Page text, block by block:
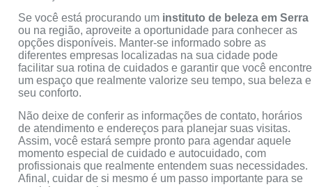
Se você está procurando um instituto de beleza em Serra
ou na região, aproveite a oportunidade para conhecer as
opções disponíveis. Manter-se informado sobre as
diferentes empresas localizadas na sua cidade pode
facilitar sua rotina de cuidados e garantir que você encontre
um espaço que realmente valorize seu tempo, sua beleza e
seu conforto.
Não deixe de conferir as informações de contato, horários
de atendimento e endereços para planejar suas visitas.
Assim, você estará sempre pronto para agendar aquele
momento especial de cuidado e autocuidado, com
profissionais que realmente entendem suas necessidades.
Afinal, cuidar de si mesmo é um passo importante para se